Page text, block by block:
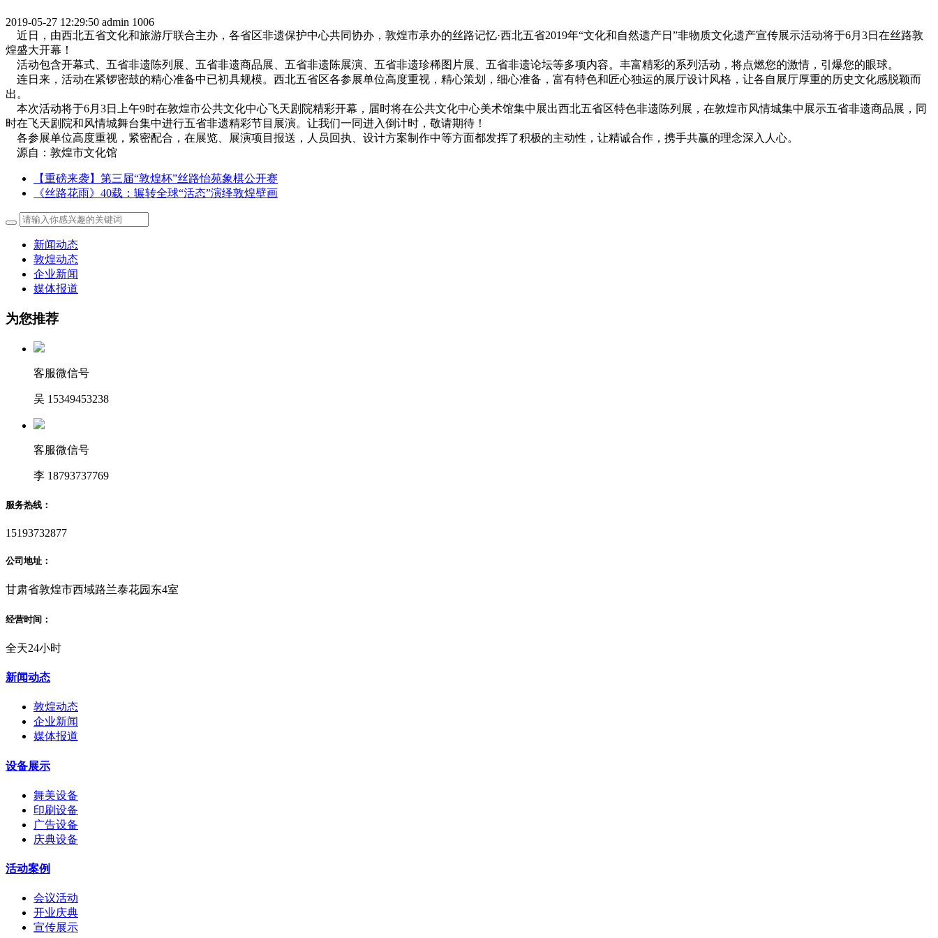
2019-05-27 12:29:50 admin 1006
近日，由西北五省文化和旅游厅联合主办，各省区非遗保护中心共同协办，敦煌市承办的丝路记忆·西北五省2019年“文化和自然遗产日”非物质文化遗产宣传展示活动将于6月3日在丝路敦
煌盛大开幕！
活动包含开幕式、五省非遗陈列展、五省非遗商品展、五省非遗陈展演、五省非遗珍稀图片展、五省非遗论坛等多项内容。丰富精彩的系列活动，将点燃您的激情，引爆您的眼球。
连日来，活动在紧锣密鼓的精心准备中已初具规模。西北五省区各参展单位高度重视，精心策划，细心准备，富有特色和匠心独运的展厅设计风格，让各自展厅厚重的历史文化感脱颖而
出。
本次活动将于6月3日上午9时在敦煌市公共文化中心飞天剧院精彩开幕，届时将在公共文化中心美术馆集中展出西北五省区特色非遗陈列展，在敦煌市风情城集中展示五省非遗商品展，同
时在飞天剧院和风情城舞台集中进行五省非遗精彩节目展演。让我们一同进入倒计时，敬请期待！
各参展单位高度重视，紧密配合，在展览、展演项目报送，人员回执、设计方案制作中等方面都发挥了积极的主动性，让精诚合作，携手共赢的理念深入人心。
源自：敦煌市文化馆
【重磅来袭】第三届“敦煌杯”丝路怡苑象棋公开赛
《丝路花雨》40载：辗转全球“活态”演绎敦煌壁画
新闻动态
敦煌动态
企业新闻
媒体报道
为您推荐
客服微信号
吴 15349453238
客服微信号
李 18793737769
服务热线：
15193732877
公司地址：
甘肃省敦煌市西域路兰泰花园东4室
经营时间：
全天24小时
新闻动态
敦煌动态
企业新闻
媒体报道
设备展示
舞美设备
印刷设备
广告设备
庆典设备
活动案例
会议活动
开业庆典
宣传展示